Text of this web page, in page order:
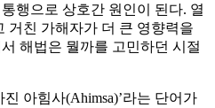
행으로 상호간 원인이 된다. 열
거친 가해자가 더 큰 영향력을
해법은 뭘까를 고민하던 시절
아힘사(Ahimsa)’라는 단어가